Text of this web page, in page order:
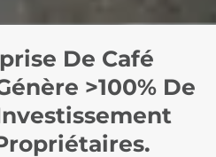
De Café
>100% De